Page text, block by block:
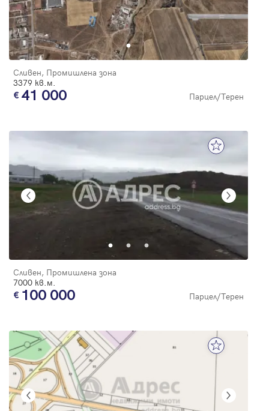
Сливен, Промишлена зона
3379 кв.м.
41 000 Парцел/Терен
Сливен, Промишлена зона
7000 кв.м.
100 000 Парцел/Терен